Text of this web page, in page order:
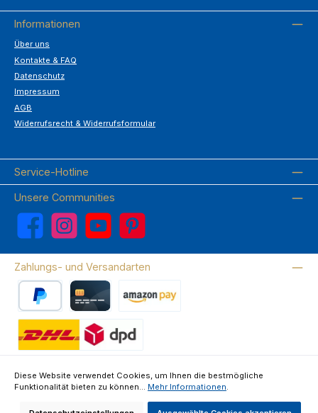
Informationen
Über uns
Kontakte & FAQ
Datenschutz
Impressum
AGB
Widerrufsrecht & Widerrufsformular
Service-Hotline
Unsere Communities
Facebook Instagram YouTube Pinterest
Zahlungs- und Versandarten
Über uns Kontakte & FAQ Datenschutz Impressum
Diese Website verwendet Cookies, um Ihnen die bestmögliche
Funktionalität bieten zu können... Mehr Informationen.